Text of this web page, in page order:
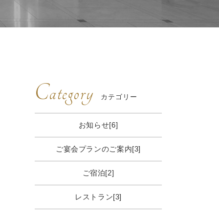
Category カテゴリー
お知らせ[6]
ご宴会プランのご案内[3]
ご宿泊[2]
レストラン[3]